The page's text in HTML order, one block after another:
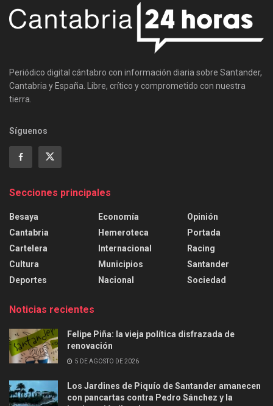
Periódico digital cántabro con información diaria sobre Santander,
Cantabria y España. Libre, crítico y comprometido con nuestra
tierra.
Síguenos
Secciones principales
Besaya
Cantabria
Cartelera
Cultura
Deportes
Economía
Hemeroteca
Internacional
Municipios
Nacional
Opinión
Portada
Racing
Santander
Sociedad
Noticias recientes
Felipe Piña: la vieja política disfrazada de
renovación
5 DE AGOSTO DE 2026
Los Jardines de Piquío de Santander amanecen
con pancartas contra Pedro Sánchez y la